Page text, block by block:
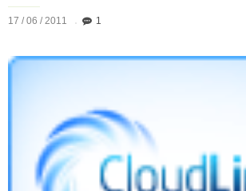
17 / 06 / 2011 1